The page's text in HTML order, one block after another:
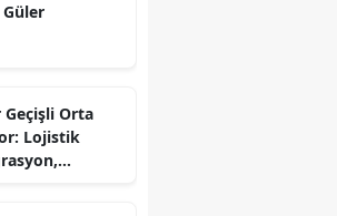
Geçişli Orta
Lojistik